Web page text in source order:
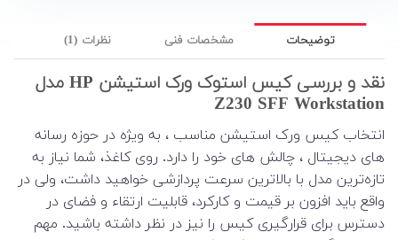
توضیحات مشخصات فنی نظرات (1)
نقد و بررسی کیس استوک ورک استیشن HP مدل
Z230 SFF Workstation
انتخاب کیس ورک استیشن مناسب ، به ویژه در حوزه رسانه
های دیجیتال ، چالش های خود را دارد. روی کاغذ، شما نیاز به
تازه‌ترین مدل با بالاترین سرعت پردازشی خواهید داشت، ولی در
واقع باید افزون بر قیمت و کارکرد، قابلیت ارتقاء و فضای در
دسترس برای قرارگیری کیس را نیز در نظر داشته باشید. مهم